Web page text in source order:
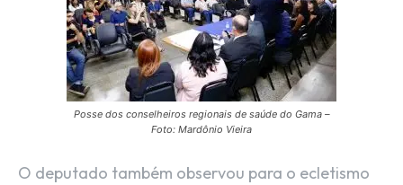
Posse dos conselheiros regionais de saúde do Gama –
Foto: Mardônio Vieira
O deputado também observou para o ecletismo